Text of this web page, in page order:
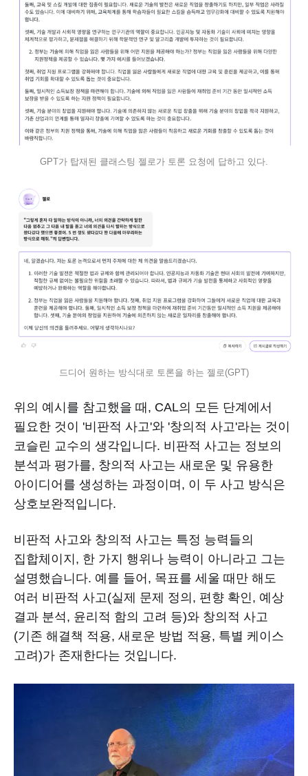
GPT가 탑재된 클래스팅 젤로가 토론 요청에 답하고 있다.
드디어 원하는 방식대로 토론을 하는 젤로(GPT)
위의 예시를 참고했을 때, CAL의 모든 단계에서
필요한 것이 '비판적 사고'와 '창의적 사고'라는 것이
코슬린 교수의 생각입니다. 비판적 사고는 정보의
분석과 평가를, 창의적 사고는 새로운 및 유용한
아이디어를 생성하는 과정이며, 이 두 사고 방식은
상호보완적입니다.
비판적 사고와 창의적 사고는 특정 능력들의
집합체이지, 한 가지 행위나 능력이 아니라고 그는
설명했습니다. 예를 들어, 목표를 세울 때만 해도
여러 비판적 사고(실제 문제 정의, 편향 확인, 예상
결과 분석, 윤리적 함의 고려 등)와 창의적 사고
(기존 해결책 적용, 새로운 방법 적용, 특별 케이스
고려)가 존재한다는 것입니다.